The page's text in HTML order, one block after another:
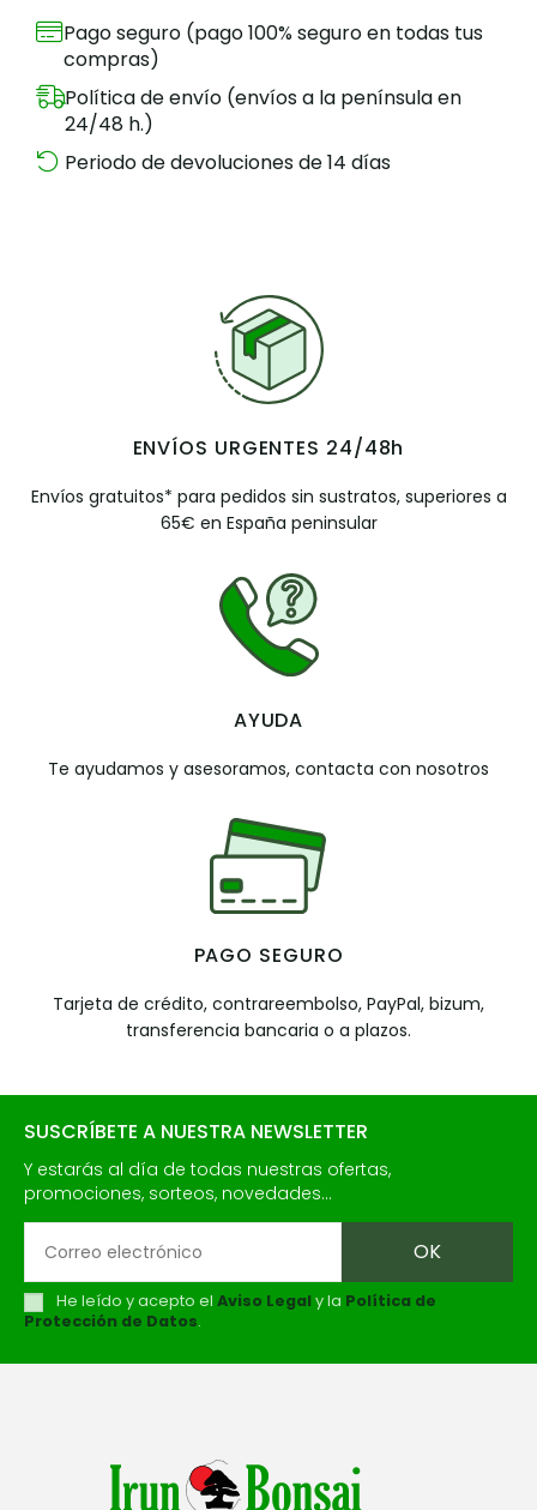
Pago seguro (pago 100% seguro en todas tus
compras)
Política de envío (envíos a la península en
24/48 h.)
Periodo de devoluciones de 14 días
ENVÍOS URGENTES 24/48h
Envíos gratuitos* para pedidos sin sustratos, superiores a
65€ en España peninsular
AYUDA
Te ayudamos y asesoramos, contacta con nosotros
PAGO SEGURO
Tarjeta de crédito, contrareembolso, PayPal, bizum,
transferencia bancaria o a plazos.
SUSCRÍBETE A NUESTRA NEWSLETTER
Y estarás al día de todas nuestras ofertas,
promociones, sorteos, novedades...
He leído y acepto el Aviso Legaly la Política de
Protección de Datos.